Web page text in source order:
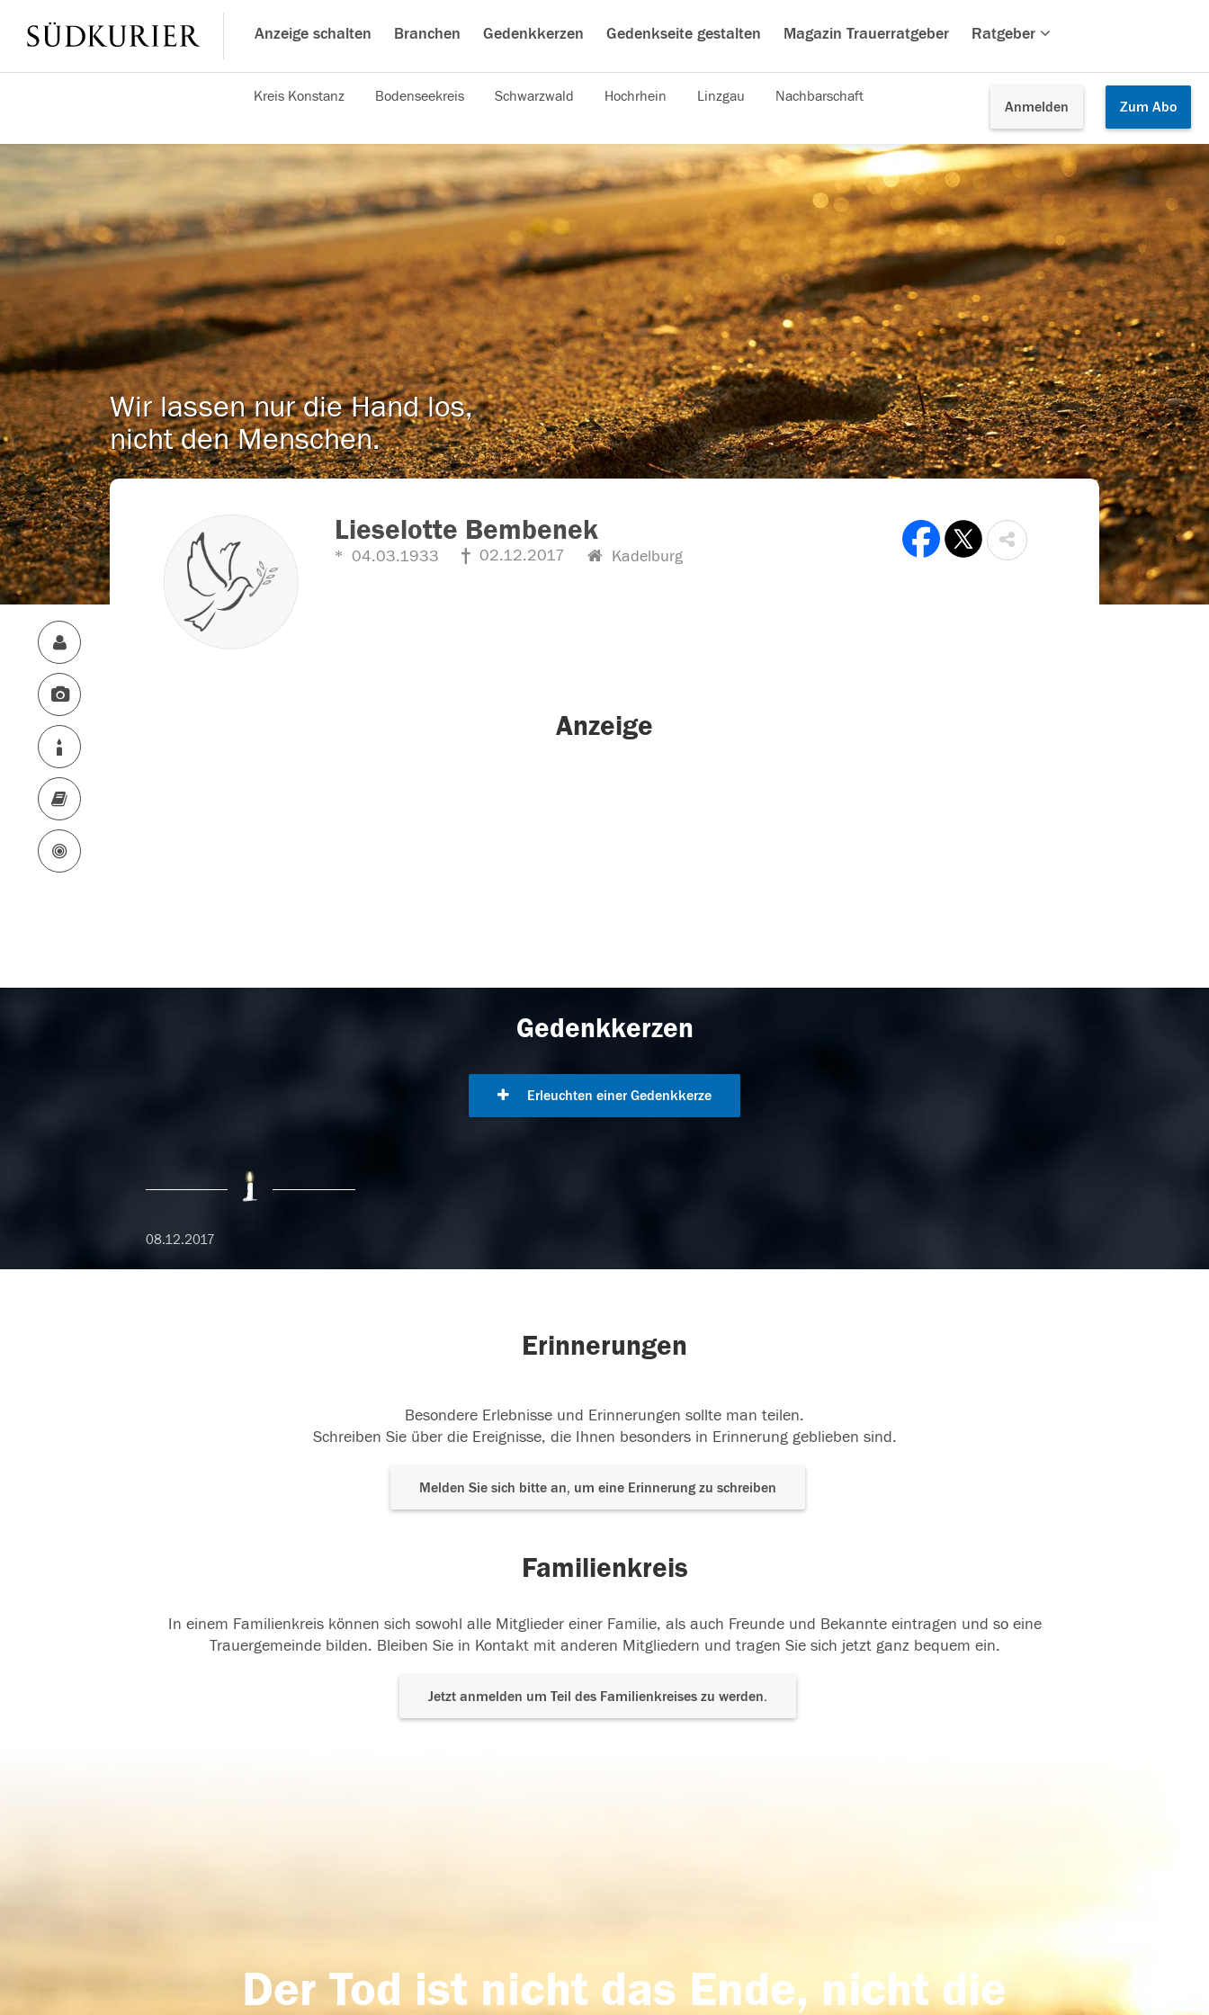
Anzeige schalten Branchen Gedenkkerzen Gedenkseite gestalten Magazin Trauerratgeber Ratgeber
Anmelden Zum Abo
Kreis Konstanz Bodenseekreis Schwarzwald Hochrhein Linzgau Nachbarschaft
Wir lassen nur die Hand los,
nicht den Menschen.
Lieselotte Bembenek
04.03.1933 02.12.2017 Kadelburg
Anzeige
Gedenkkerzen
Erleuchten einer Gedenkkerze
08.12.2017
Erinnerungen
Besondere Erlebnisse und Erinnerungen sollte man teilen.
Schreiben Sie über die Ereignisse, die Ihnen besonders in Erinnerung geblieben sind.
Melden Sie sich bitte an, um eine Erinnerung zu schreiben
Familienkreis
In einem Familienkreis können sich sowohl alle Mitglieder einer Familie, als auch Freunde und Bekannte eintragen und so eine
Trauergemeinde bilden. Bleiben Sie in Kontakt mit anderen Mitgliedern und tragen Sie sich jetzt ganz bequem ein.
Jetzt anmelden um Teil des Familienkreises zu werden.
Der Tod ist nicht das Ende, nicht die